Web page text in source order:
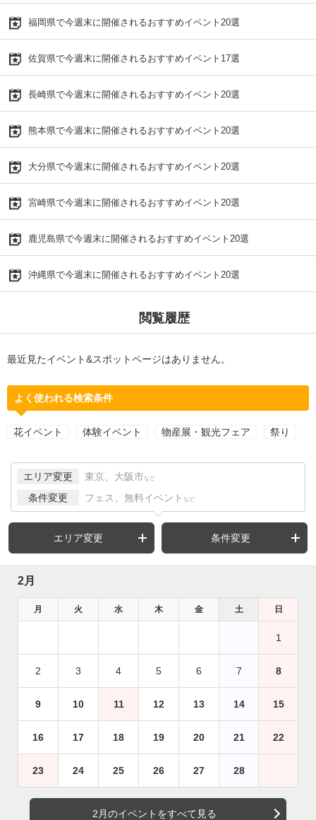
福岡県で今週末に開催されるおすすめイベント20選
佐賀県で今週末に開催されるおすすめイベント17選
長崎県で今週末に開催されるおすすめイベント20選
熊本県で今週末に開催されるおすすめイベント20選
大分県で今週末に開催されるおすすめイベント20選
宮崎県で今週末に開催されるおすすめイベント20選
鹿児島県で今週末に開催されるおすすめイベント20選
沖縄県で今週末に開催されるおすすめイベント20選
閲覧履歴
最近見たイベント&スポットページはありません。
よく使われる検索条件
花イベント 体験イベント 物産展・観光フェア 祭り
エリア変更 東京、大阪市 など
条件変更 フェス、無料イベント など
エリア変更 条件変更
2月
月 火 水 木 金 土 日
1
2 3 4 5 6 7 8
9 10 11 12 13 14 15
16 17 18 19 20 21 22
23 24 25 26 27 28
2月のイベントをすべて見る